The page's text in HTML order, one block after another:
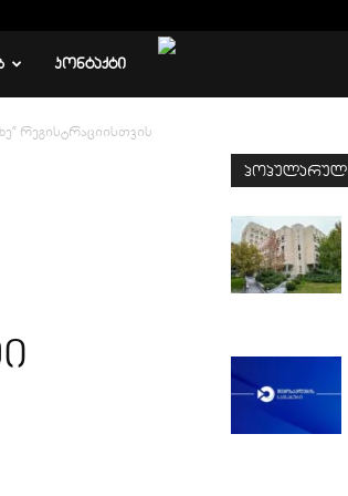
ᲙᲝᲜᲢᲐᲥᲢᲘ
რეგისტრაციისთვის